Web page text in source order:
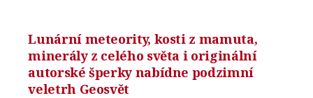
Lunární meteority, kosti z mamuta,
minerály z celého světa i originální
autorské šperky nabídne podzimní
veletrh Geosvět